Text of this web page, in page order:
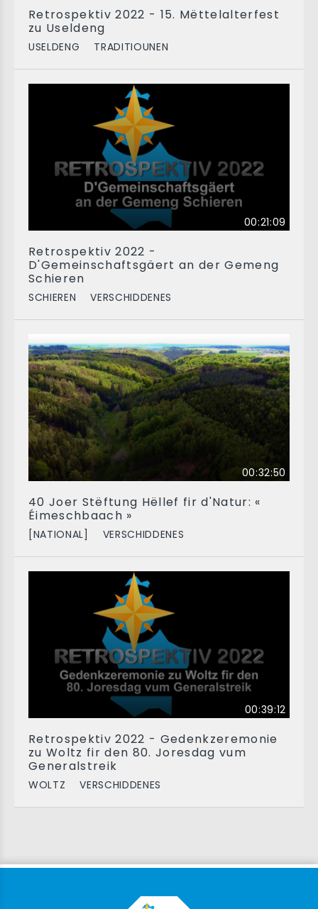
Retrospektiv 2022 - 15. Mëttelalterfest
zu Useldeng
USELDENG TRADITIOUNEN
00:21:09
Retrospektiv 2022 -
D'Gemeinschaftsgäert an der Gemeng
Schieren
SCHIEREN VERSCHIDDENES
00:32:50
40 Joer Stëftung Hëllef fir d'Natur: «
Éimeschbaach »
[NATIONAL] VERSCHIDDENES
00:39:12
Retrospektiv 2022 - Gedenkzeremonie
zu Woltz fir den 80. Joresdag vum
Generalstreik
WOLTZ VERSCHIDDENES